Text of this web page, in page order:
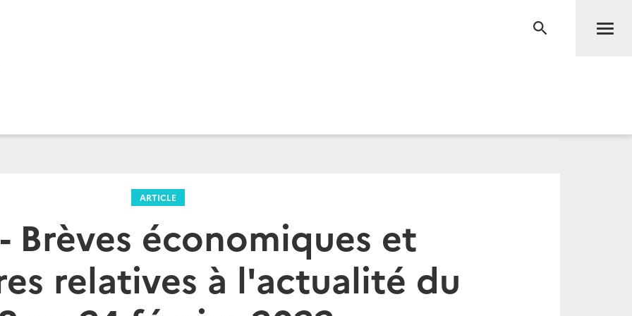
RECHERCHE
ARTICLE
Brèves économiques et
relatives à l'actualité du